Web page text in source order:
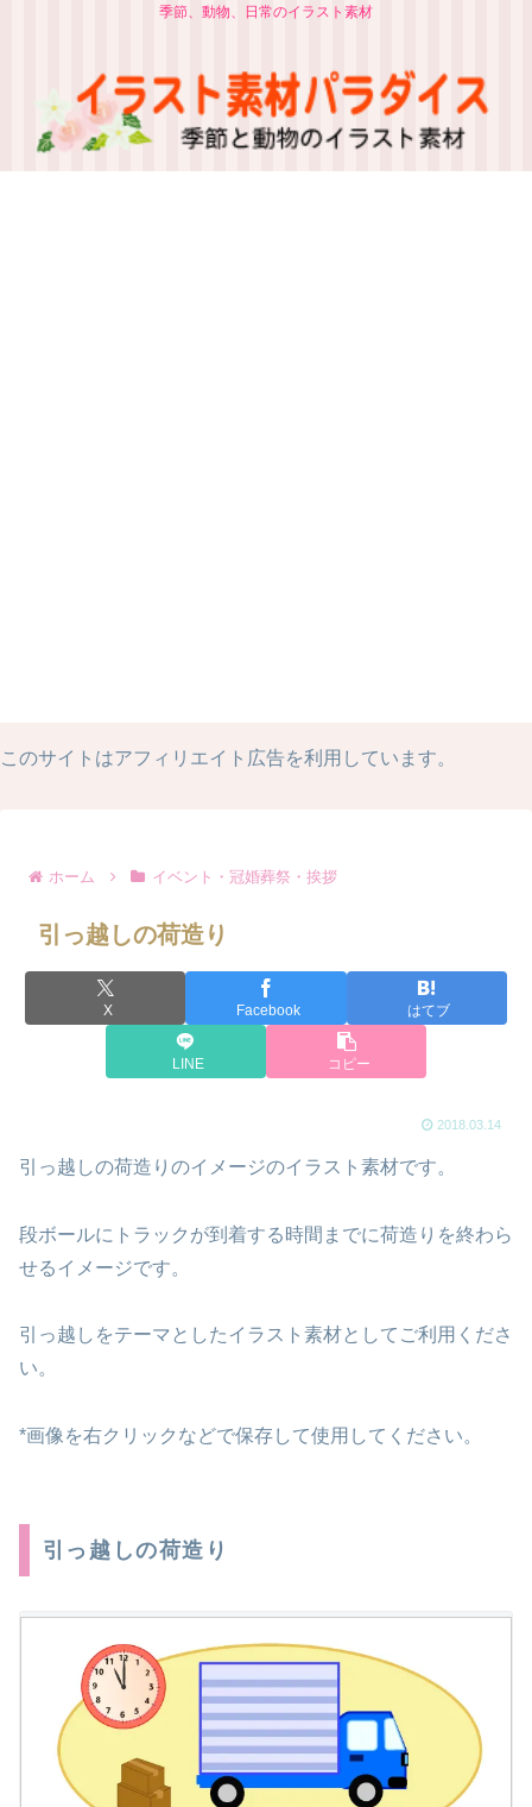
季節、動物、日常のイラスト素材
このサイトはアフィリエイト広告を利用しています。
ホーム イベント・冠婚葬祭・挨拶
引っ越しの荷造り
X Facebook はてブ
LINE コピー
2018.03.14
引っ越しの荷造りのイメージのイラスト素材です。
段ボールにトラックが到着する時間までに荷造りを終わら
せるイメージです。
引っ越しをテーマとしたイラスト素材としてご利用くださ
い。
*画像を右クリックなどで保存して使用してください。
引っ越しの荷造り